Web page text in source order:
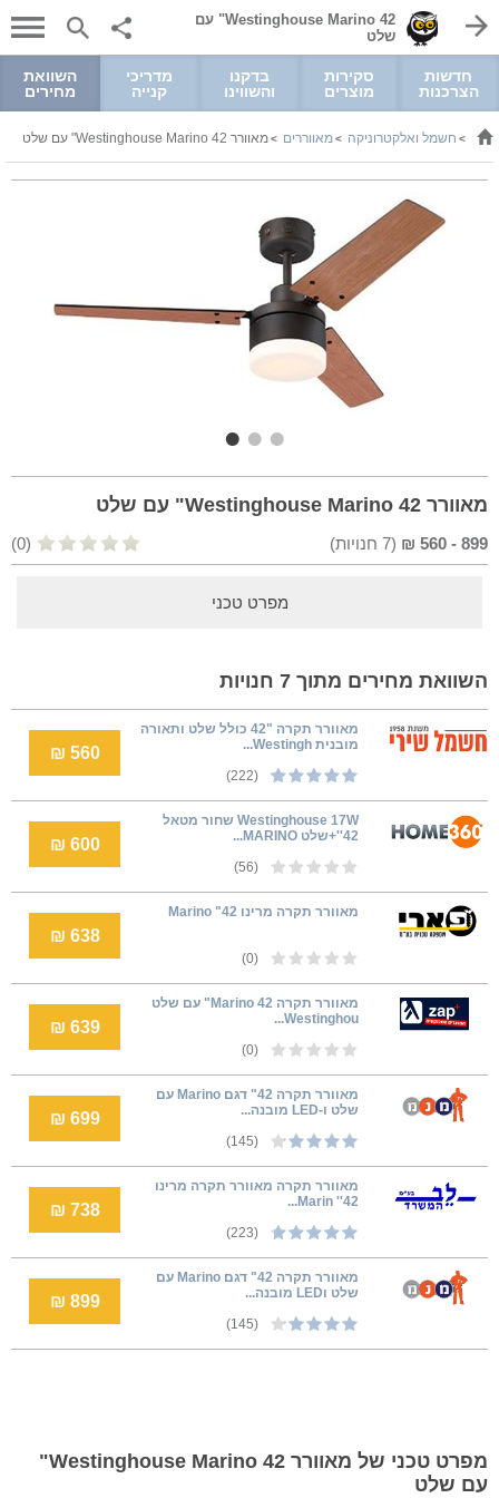
Westinghouse Marino 42" עם
שלט
חדשות
הצרכנות
סקירות
מוצרים
בדקנו
והשווינו
מדריכי
קנייה
השוואת
מחירים
> חשמל ואלקטרוניקה >מאווררים >מאוורר Westinghouse Marino 42" עם שלט
מאוורר Westinghouse Marino 42" עם שלט
899
-
560
₪
(
7 חנויות) (0)
מפרט טכני
השוואת מחירים מתוך 7 חנויות
מאוורר תקרה "42 כולל שלט ותאורה
מובנית Westingh...
(222)
560 ₪
Westinghouse 17W שחור מטאל
42''+שלט MARINO...
(56)
600 ₪
מאוורר תקרה מרינו 42" Marino
(0)
638 ₪
מאוורר תקרה Marino 42" עם שלט
Westinghou...
(0)
639 ₪
מאוורר תקרה 42" דגם Marino עם
שלט ו-LED מובנה...
(145)
699 ₪
מאוורר תקרה מאוורר תקרה מרינו
42'' Marin...
(223)
738 ₪
מאוורר תקרה 42" דגם Marino עם
שלט וLED מובנה...
(145)
899 ₪
מפרט טכני של מאוורר Westinghouse Marino 42"
עם שלט